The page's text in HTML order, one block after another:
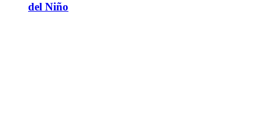
del Niño